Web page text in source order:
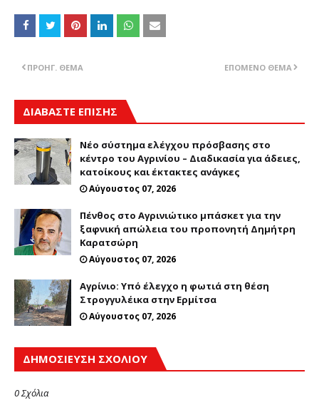
ΕΠΌΜΕΝΟ ΘΈΜΑ
ΠΡΟΗΓ. ΘΈΜΑ
ΔΙΑΒΑΣΤΕ ΕΠΙΣΗΣ
Νέο σύστημα ελέγχου πρόσβασης στο
κέντρο του Αγρινίου – Διαδικασία για άδειες,
κατοίκους και έκτακτες ανάγκες
Αύγουστος 07, 2026
Πένθος στο Αγρινιώτικο μπάσκετ για την
ξαφνική απώλεια του προπονητή Δημήτρη
Καρατσώρη
Αύγουστος 07, 2026
Αγρίνιο: Υπό έλεγχο η φωτιά στη θέση
Στρογγυλέικα στην Ερμίτσα
Αύγουστος 07, 2026
ΔΗΜΟΣΊΕΥΣΗ ΣΧΟΛΊΟΥ
0 Σχόλια